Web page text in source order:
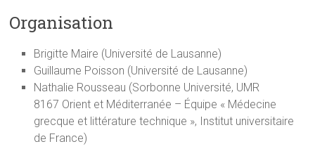
Organisation
Brigitte Maire (Université de Lausanne)
Guillaume Poisson (Université de Lausanne)
Nathalie Rousseau (Sorbonne Université, UMR
8167 Orient et Méditerranée – Équipe « Médecine
grecque et littérature technique », Institut universitaire
de France)